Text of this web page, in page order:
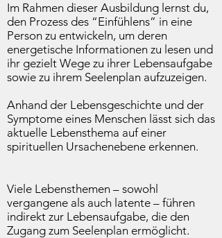
Im Rahmen dieser Ausbildung lernst du,
den Prozess des “Einfühlens” in eine
Person zu entwickeln, um deren
energetische Informationen zu lesen und
ihr gezielt Wege zu ihrer Lebensaufgabe
sowie zu ihrem Seelenplan aufzuzeigen.
Anhand der Lebensgeschichte und der
Symptome eines Menschen lässt sich das
aktuelle Lebensthema auf einer
spirituellen Ursachenebene erkennen.
Viele Lebensthemen – sowohl
vergangene als auch latente – führen
indirekt zur Lebensaufgabe, die den
Zugang zum Seelenplan ermöglicht.